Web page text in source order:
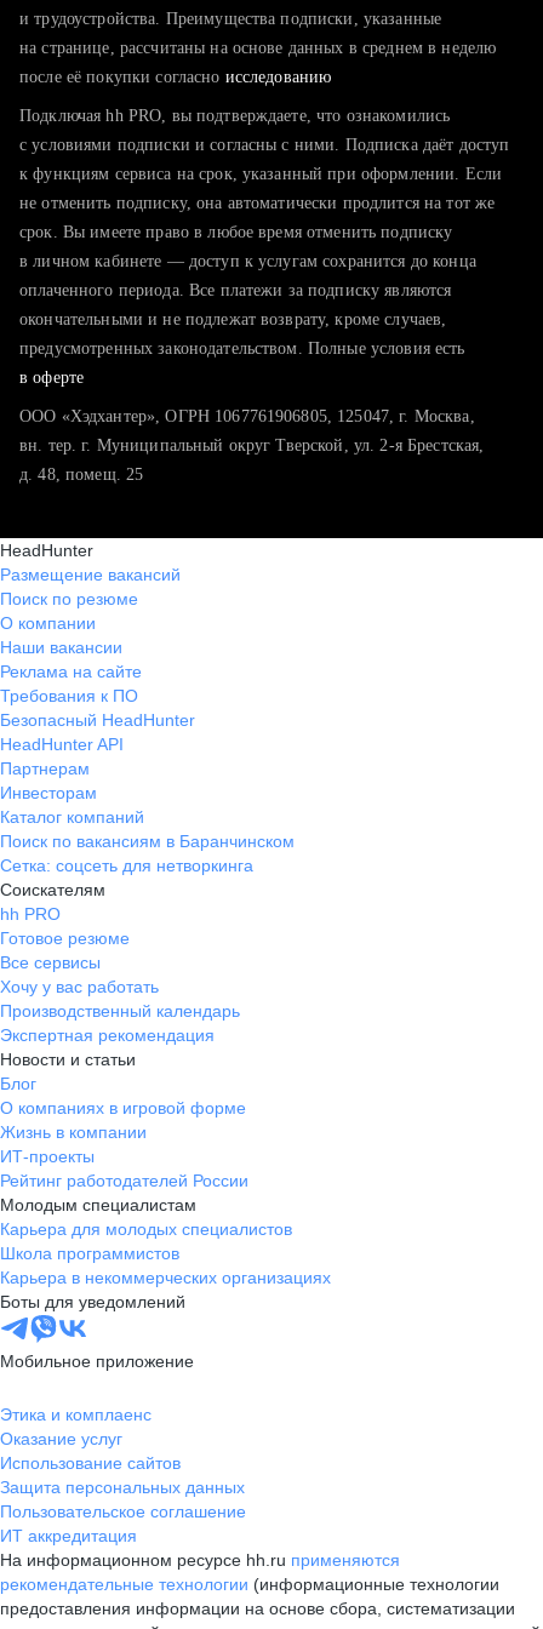
тратите много времени на поиск и вручную поднимаете
хотите сравнить себя с конкурентами и оценить шансы
и трудоустройства. Преимущества подписки, указанные
на странице, рассчитаны на основе данных в среднем в неделю
после её покупки согласно исследованию
Подключая hh PRO, вы подтверждаете, что ознакомились
с условиями подписки и согласны с ними. Подписка даёт доступ
к функциям сервиса на срок, указанный при оформлении. Если
не отменить подписку, она автоматически продлится на тот же
срок. Вы имеете право в любое время отменить подписку
в личном кабинете — доступ к услугам сохранится до конца
оплаченного периода. Все платежи за подписку являются
окончательными и не подлежат возврату, кроме случаев,
предусмотренных законодательством. Полные условия есть
в оферте
ООО «Хэдхантер», ОГРН 1067761906805, 125047, г. Москва,
вн. тер. г. Муниципальный округ Тверской, ул. 2-я Брестская,
д. 48, помещ. 25
HeadHunter
Размещение вакансий
Поиск по резюме
О компании
Наши вакансии
Реклама на сайте
Требования к ПО
Безопасный HeadHunter
HeadHunter API
Партнерам
Инвесторам
Каталог компаний
Поиск по вакансиям в Баранчинском
Сетка: соцсеть для нетворкинга
Соискателям
hh PRO
Готовое резюме
Все сервисы
Хочу у вас работать
Производственный календарь
Экспертная рекомендация
Новости и статьи
Блог
О компаниях в игровой форме
Жизнь в компании
ИТ-проекты
Рейтинг работодателей России
Молодым специалистам
Карьера для молодых специалистов
Школа программистов
Карьера в некоммерческих организациях
Боты для уведомлений
Мобильное приложение
Этика и комплаенс
Оказание услуг
Использование сайтов
Защита персональных данных
Пользовательское соглашение
ИТ аккредитация
На информационном ресурсе hh.ru применяются
рекомендательные технологии (информационные технологии
предоставления информации на основе сбора, систематизации